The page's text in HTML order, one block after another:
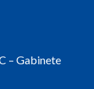
– Gabinete